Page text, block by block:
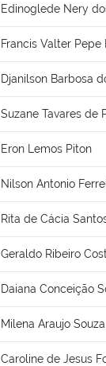
Edinoglede Nery
Francis Valter Pepe
Djanilson Barbosa
Suzane Tavares de
Eron Lemos Piton
Nilson Antonio
Rita de Cácia
Geraldo Ribeiro
Daiana Conceição
Milena Araujo Souza
Caroline de Jesus